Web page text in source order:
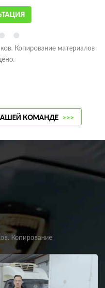
Копирование материалов
КОМАНДЕ >>>
Копирование